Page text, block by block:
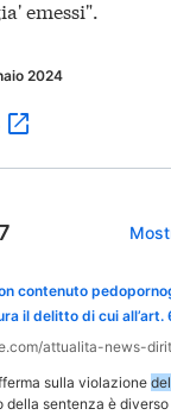
emessi".
2024
contenuto
il delitto di cui all’art.
attualita-news-
sulla violazione
sentenza è